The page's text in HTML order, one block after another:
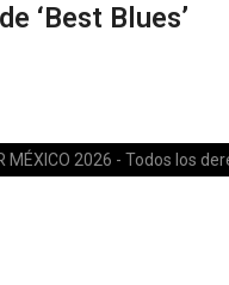
de ‘Best Blues’
MÉXICO 2026 - Todos los